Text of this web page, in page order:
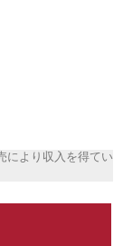
により収入を得てい